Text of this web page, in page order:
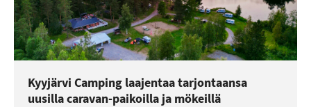
Kyyjärvi Camping laajentaa tarjontaansa
uusilla caravan-paikoilla ja mökeillä